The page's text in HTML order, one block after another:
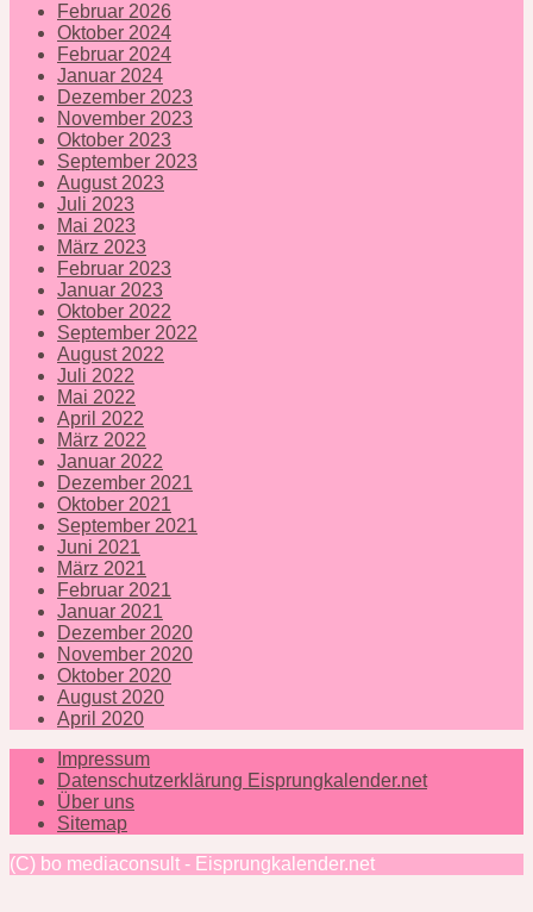
Februar 2026
Oktober 2024
Februar 2024
Januar 2024
Dezember 2023
November 2023
Oktober 2023
September 2023
August 2023
Juli 2023
Mai 2023
März 2023
Februar 2023
Januar 2023
Oktober 2022
September 2022
August 2022
Juli 2022
Mai 2022
April 2022
März 2022
Januar 2022
Dezember 2021
Oktober 2021
September 2021
Juni 2021
März 2021
Februar 2021
Januar 2021
Dezember 2020
November 2020
Oktober 2020
August 2020
April 2020
Impressum
Datenschutzerklärung Eisprungkalender.net
Über uns
Sitemap
(C) bo mediaconsult - Eisprungkalender.net